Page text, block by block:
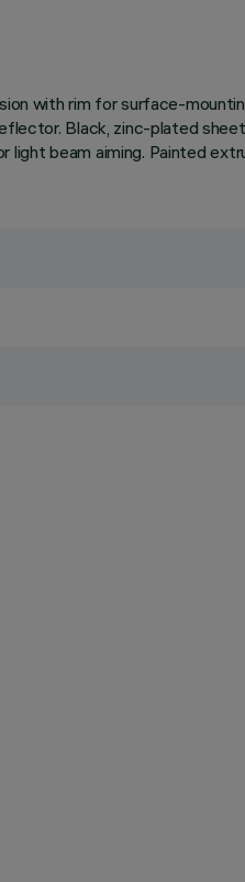
with rim for surface-
Black, zinc-plated
beam aiming. Painted